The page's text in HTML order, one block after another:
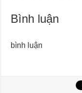
Bình luận
bình luận